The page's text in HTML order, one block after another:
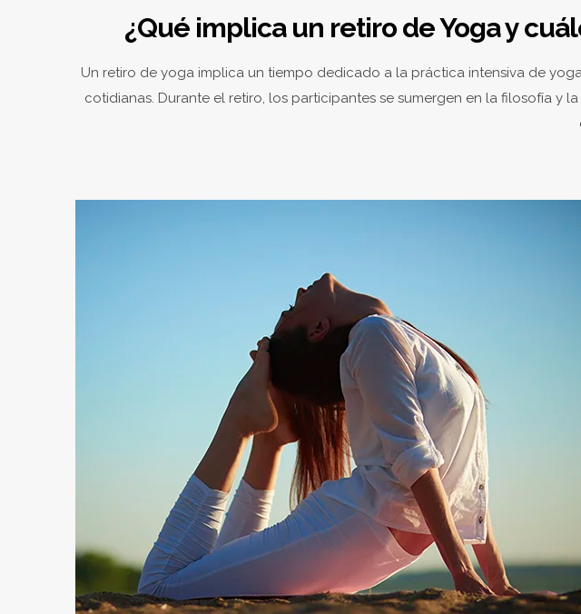
¿Qué implica un retiro de Yoga y
Un retiro de yoga implica un tiempo dedicado a la práctica intensiva de
cotidianas. Durante el retiro, los participantes se sumergen en la filosofía